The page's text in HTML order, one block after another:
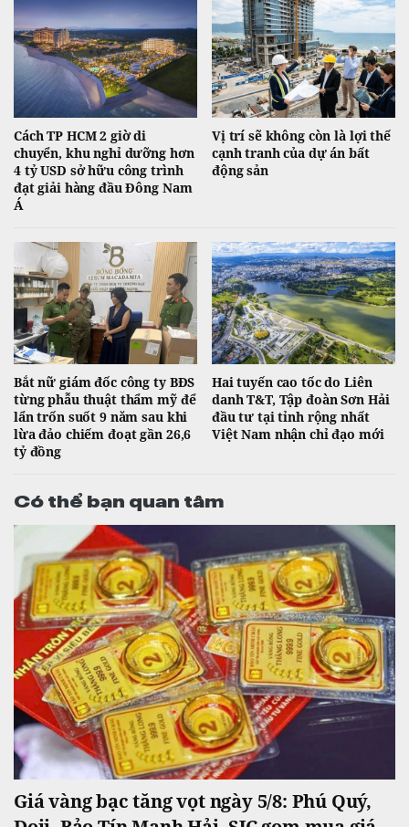
Cách TP HCM 2 giờ di
chuyển, khu nghỉ dưỡng hơn
4 tỷ USD sở hữu công trình
đạt giải hàng đầu Đông Nam
Á
Vị trí sẽ không còn là lợi thế
cạnh tranh của dự án bất
động sản
Bắt nữ giám đốc công ty BĐS
từng phẫu thuật thẩm mỹ để
lẩn trốn suốt 9 năm sau khi
lừa đảo chiếm đoạt gần 26,6
tỷ đồng
Hai tuyến cao tốc do Liên
danh T&T, Tập đoàn Sơn Hải
đầu tư tại tỉnh rộng nhất
Việt Nam nhận chỉ đạo mới
Có thể bạn quan tâm
Giá vàng bạc tăng vọt ngày 5/8: Phú Quý,